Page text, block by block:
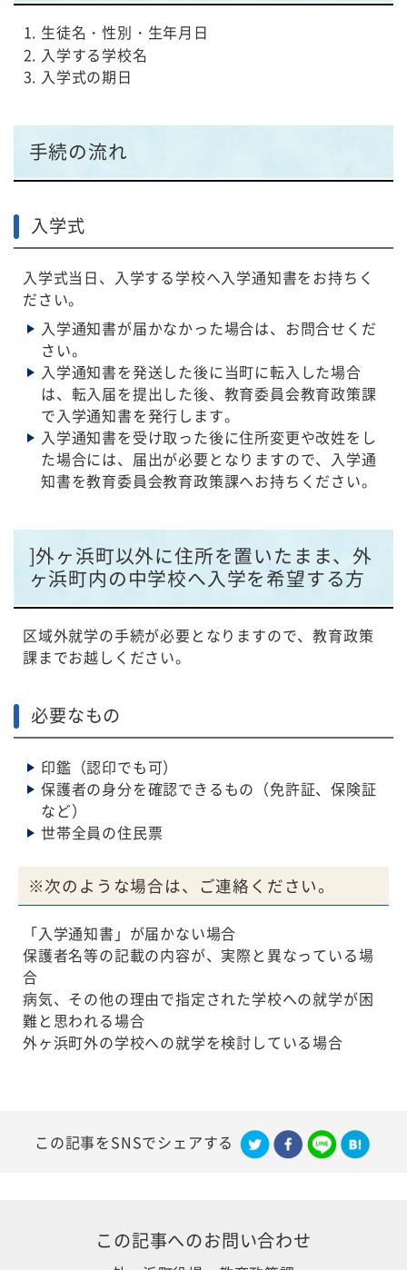
ニ
動
生徒名・性別・生年月日
入学する学校名
入学式の期日
手続の流れ
入学式
入学式当日、入学する学校へ入学通知書をお持ちく
ださい。
入学通知書が届かなかった場合は、お問合せくだ
さい。
入学通知書を発送した後に当町に転入した場合
は、転入届を提出した後、教育委員会教育政策課
で入学通知書を発行します。
入学通知書を受け取った後に住所変更や改姓をし
た場合には、届出が必要となりますので、入学通
知書を教育委員会教育政策課へお持ちください。
]外ヶ浜町以外に住所を置いたまま、外
ヶ浜町内の中学校へ入学を希望する方
区域外就学の手続が必要となりますので、教育政策
課までお越しください。
必要なもの
印鑑（認印でも可）
保護者の身分を確認できるもの（免許証、保険証
など）
世帯全員の住民票
※次のような場合は、ご連絡ください。
「入学通知書」が届かない場合
保護者名等の記載の内容が、実際と異なっている場
合
病気、その他の理由で指定された学校への就学が困
難と思われる場合
外ヶ浜町外の学校への就学を検討している場合
この記事をSNSでシェアする
この記事へのお問い合わせ